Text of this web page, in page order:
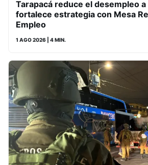
Tarapacá reduce el desempleo
fortalece estrategia con Mesa
Empleo
1 AGO 2026 | 4 MIN.